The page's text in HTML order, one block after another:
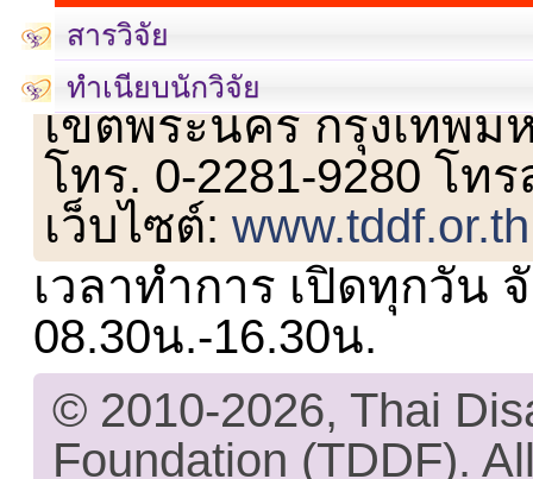
สารวิจัย
ทำเนียบนักวิจัย
เลขที่ 23 ชั้น 2 ถนนวิ
เขตพระนคร กรุงเทพม
โทร. 0-2281-9280 โท
เว็บไซต์:www.tddf.or.th
เวลาทำการ เปิดทุกวัน
08.30น.-16.30น.
© 2010-2026, Thai
Foundation (TDDF).